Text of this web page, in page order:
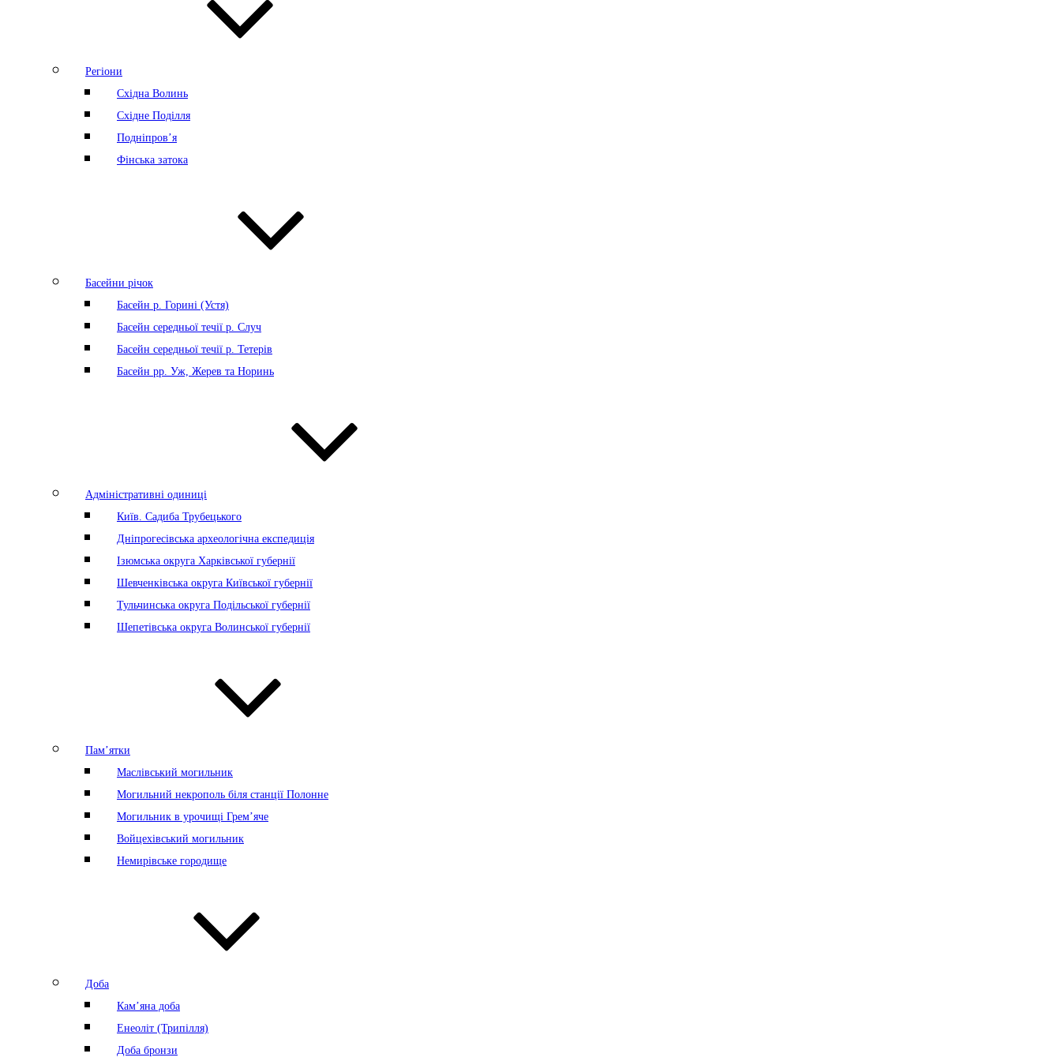
Регіони
Східна Волинь
Східне Поділля
Подніпров’я
Фінська затока
Басейни річок
Басейн р. Горині (Устя)
Басейн середньої течії р. Случ
Басейн середньої течії р. Тетерів
Басейн рр. Уж, Жерев та Норинь
Адміністративні одиниці
Київ. Садиба Трубецького
Дніпрогесівська археологічна експедиція
Ізюмська округа Харківської губернії
Шевченківська округа Київської губернії
Тульчинська округа Подільської губернії
Шепетівська округа Волинської губернії
Пам’ятки
Маслівський могильник
Могильний некрополь біля станції Полонне
Могильник в урочищі Грем’яче
Войцехівський могильник
Немирівське городище
Доба
Кам’яна доба
Енеоліт (Трипілля)
Доба бронзи